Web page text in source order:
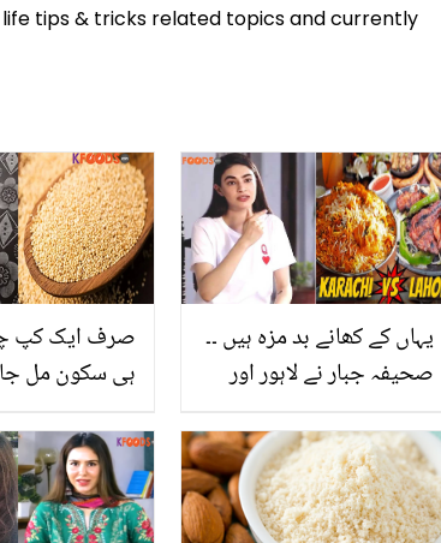
tips & tricks related topics and currently
صرف ایک کپ
ہی سکون مل
خشخاش کی
زبردست طریقہ
یہاں کے کھانے بد مزہ ہیں ۔۔
صحیفہ جبار نے لاہور اور
کس کی برائی کر دی؟